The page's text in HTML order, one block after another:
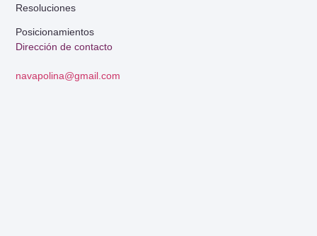
Dirección de contacto
navapolina@gmail.com
Resoluciones
Posicionamientos